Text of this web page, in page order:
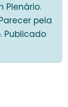
Plenário.
pela
Publicado